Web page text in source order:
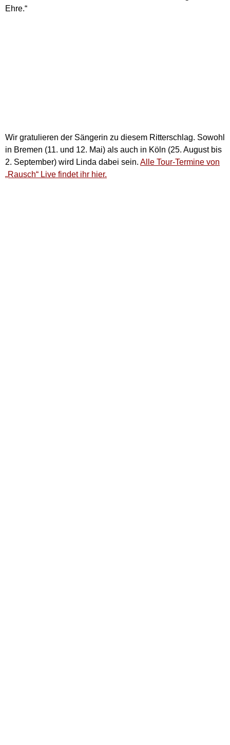
Ehre.“
Wir gratulieren der Sängerin zu diesem Ritterschlag. Sowohl
in Bremen (11. und 12. Mai) als auch in Köln (25. August bis
2. September) wird Linda dabei sein. Alle Tour-Termine von
„Rausch“ Live findet ihr hier.